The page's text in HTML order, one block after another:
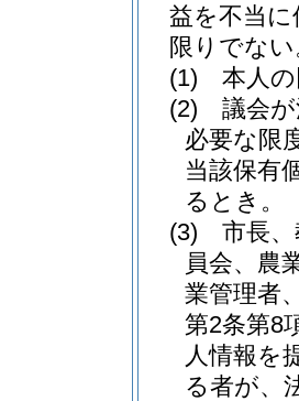
益を不当
限りでな
(1)
本人
(2)
議会
必要な限
当該保有
るとき。
(3)
市長
員会、農
業管理者
第2条第8
人情報を
る者が、